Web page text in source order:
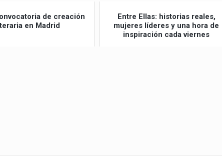
de creación
en Madrid
Entre Ellas: historias reales,
mujeres líderes y una hora de
inspiración cada viernes